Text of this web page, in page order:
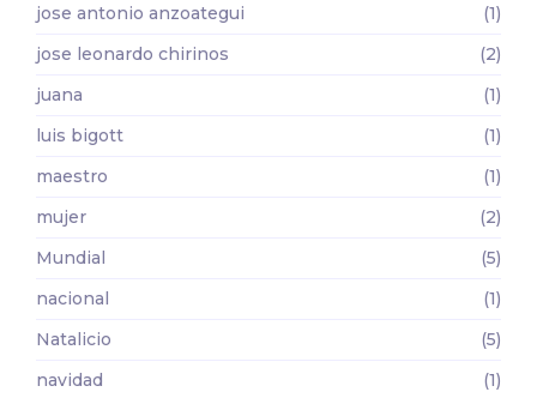
jose antonio anzoategui
(1)
jose leonardo chirinos
(2)
juana
(1)
luis bigott
(1)
maestro
(1)
mujer
(2)
Mundial
(5)
nacional
(1)
Natalicio
(5)
navidad
(1)